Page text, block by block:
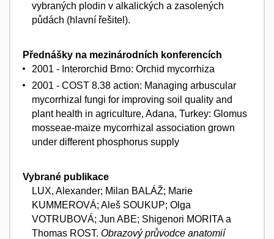
vybraných plodin v alkalických a zasolených
půdách (hlavní řešitel).
Přednášky na mezinárodních konferencích
2001 - Interorchid Brno: Orchid mycorrhiza
2001 - COST 8.38 action: Managing arbuscular
mycorrhizal fungi for improving soil quality and
plant health in agriculture, Adana, Turkey: Glomus
mosseae-maize mycorrhizal association grown
under different phosphorus supply
Vybrané publikace
LUX, Alexander; Milan BALÁŽ; Marie
KUMMEROVÁ; Aleš SOUKUP; Olga
VOTRUBOVÁ; Jun ABE; Shigenori MORITA a
Thomas ROST. Obrazový průvodce anatomií